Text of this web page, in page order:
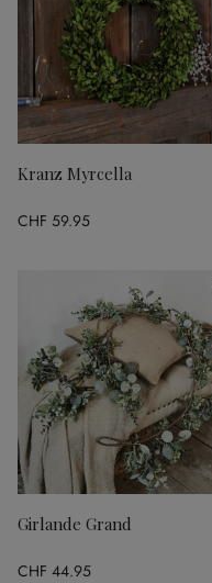
Kranz Myrcella
CHF 59.95
Girlande Grand
CHF 44.95